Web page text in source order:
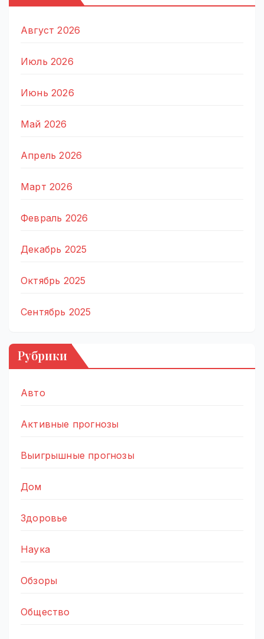
Август 2026
Июль 2026
Июнь 2026
Май 2026
Апрель 2026
Март 2026
Февраль 2026
Декабрь 2025
Октябрь 2025
Сентябрь 2025
Рубрики
Авто
Активные прогнозы
Выигрышные прогнозы
Дом
Здоровье
Наука
Обзоры
Общество